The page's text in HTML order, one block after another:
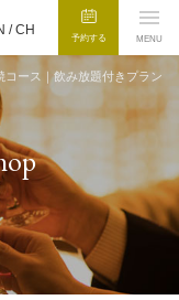
/CH
予約する MENU
コース｜飲み放題付きプラン